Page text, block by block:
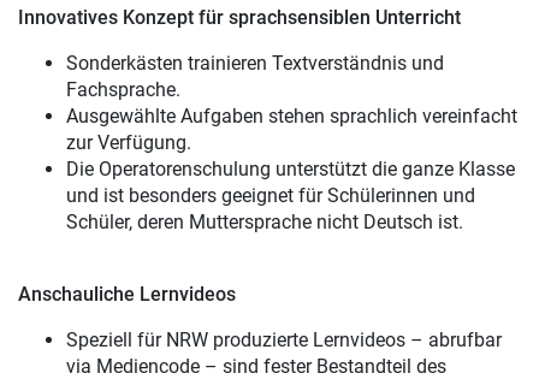
Innovatives Konzept für sprachsensiblen Unterricht
Sonderkästen trainieren Textverständnis und
Fachsprache.
Ausgewählte Aufgaben stehen sprachlich vereinfacht
zur Verfügung.
Die Operatorenschulung unterstützt die ganze Klasse
und ist besonders geeignet für Schülerinnen und
Schüler, deren Muttersprache nicht Deutsch ist.
Anschauliche Lernvideos
Speziell für NRW produzierte Lernvideos – abrufbar
via Mediencode – sind fester Bestandteil des